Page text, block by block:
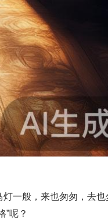
一般，来也匆匆，去也
”呢？